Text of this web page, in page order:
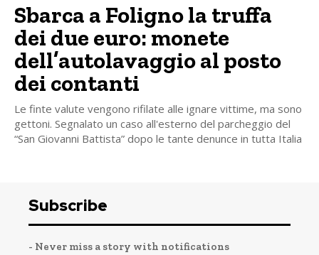
Sbarca a Foligno la truffa
dei due euro: monete
dell’autolavaggio al posto
dei contanti
Le finte valute vengono rifilate alle ignare vittime, ma sono
gettoni. Segnalato un caso all'esterno del parcheggio del
“San Giovanni Battista” dopo le tante denunce in tutta Italia
Subscribe
- Never miss a story with notifications